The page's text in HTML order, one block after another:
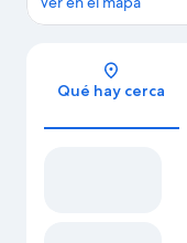
Qué hay cerca